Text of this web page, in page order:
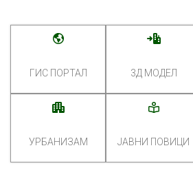
ГИС ПОРТАЛ 3Д МОДЕЛ
УРБАНИЗАМ ЈАВНИ ПОВИЦИ